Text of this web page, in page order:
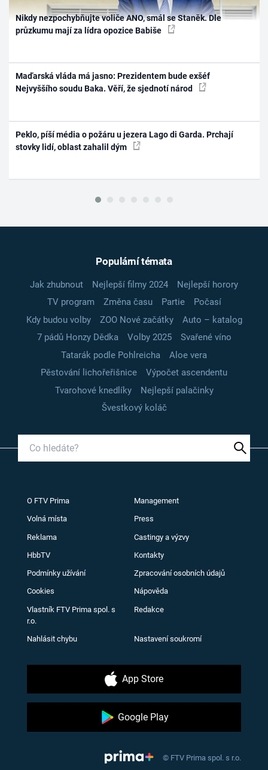
Nikdy nezpochybňujte voliče ANO, smál se Staněk. Dle
průzkumu mají za lídra opozice Babiše
Maďarská vláda má jasno: Prezidentem bude exšéf
Nejvyššího soudu Baka. Věří, že sjednotí národ
Peklo, píší média o požáru u jezera Lago di Garda. Prchají
stovky lidí, oblast zahalil dým
Populární témata
Jak zhubnout Nejlepší filmy 2024
Nejlepší horory
TV program
Změna času Partie
Počasí
Kdy budou volby
ZOO Nové začátky
Auto – katalog
7 pádů Honzy Dědka
Volby 2025
Svařené víno
Tatarák podle Pohlreicha
Aloe vera
Pěstování lichořeřišnice
Výpočet ascendentu
Tvarohové knedlíky
Nejlepší palačinky
Švestkový koláč
O FTV Prima Management
Volná místa Press
Reklama Castingy a výzvy
HbbTV Kontakty
Podmínky užívání Zpracování osobních údajů
Cookies Nápověda
Vlastník FTV Prima spol. s
r.o.
Redakce
Nahlásit chybu Nastavení soukromí
App Store
Google Play
© FTV Prima spol. s r.o.